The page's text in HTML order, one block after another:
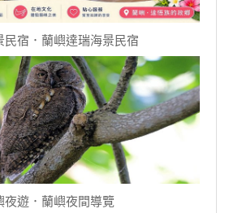
民宿．蘭嶼達瑞海景民宿
夜遊．蘭嶼夜間導覽